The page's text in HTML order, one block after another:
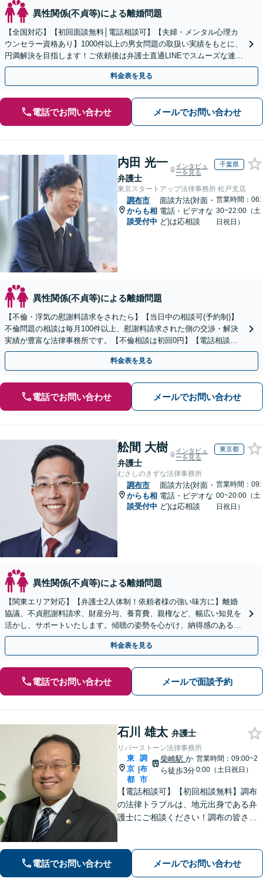
異性関係(不貞等)による離婚問題
【全国対応】【初回面談無料│電話相談可】【夫婦・メンタル心理カ
ウンセラー資格あり】1000件以上の男女問題の取扱い実績をもとに、
円満解決を目指します！ご依頼後は弁護士直通LINEでスムーズな連絡
も可能。セカンドオピニオンのご相談も承ります
料金表を見る
電話でお問い合わせ メールでお問い合わせ
内田 光一
弁護士
インタビュ
ーを見る
千葉県
東京スタートアップ法律事務所 松戸支店
調布市
からも相
談受付中
面談方法(対面・
電話・ビデオな
ど)は応相談
営業時間：06:
30~22:00（土
日祝日）
異性関係(不貞等)による離婚問題
【不倫・浮気の慰謝料請求をされたら】【当日中の相談可(予約制)】
不倫問題の相談は毎月100件以上、慰謝料請求された側の交渉・解決
実績が豊富な法律事務所です。【不倫相談は初回0円】【電話相談で
ご契約まで対応可/来所不要】
料金表を見る
電話でお問い合わせ メールでお問い合わせ
舩間 大樹
弁護士
インタビュ
ーを見る
東京都
むさしのきずな法律事務所
調布市
からも相
談受付中
面談方法(対面・
電話・ビデオな
ど)は応相談
営業時間：09:
00~20:00（土
日祝日）
異性関係(不貞等)による離婚問題
【関東エリア対応】【弁護士2人体制！依頼者様の強い味方に】離婚
協議、不貞慰謝料請求、財産分与、養育費、親権など、幅広い知見を
活かし、サポートいたします。傾聴の姿勢を心がけ、納得感のある解
決を
料金表を見る
電話でお問い合わせ メールで面談予約
石川 雄太 弁護士
リバーストーン法律事務所
東
京
都
|
調
布
市
柴崎駅か
ら徒歩3分
営業時間：09:00~2
0:00（土日祝日）
【電話相談可】【初回相談無料】調布
の法律トラブルは、地元出身である弁
護士にご相談ください！調布の皆さま
とでも大丈夫ですので、まずはご相談
ください【柴崎駅3分】【出張相談も
電話でお問い合わせ メールでお問い合わせ